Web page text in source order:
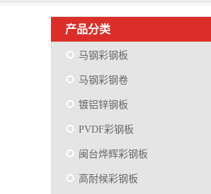
产品分类
马钢彩钢板
马钢彩钢卷
镀铝锌钢板
PVDF彩钢板
闽台烨辉彩钢板
高耐候彩钢板